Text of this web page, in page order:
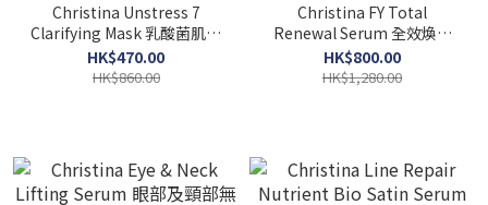
Christina Unstress 7
Clarifying Mask 乳酸菌肌源
賦活淨透面膜 250ml
HK$470.00
HK$860.00
Christina FY Total
Renewal Serum 全效煥顏
精華液 100ml
HK$800.00
HK$1,280.00